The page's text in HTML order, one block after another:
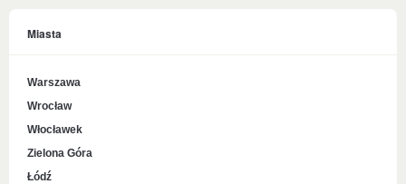
Miasta
Warszawa
Wrocław
Włocławek
Zielona Góra
Łódź